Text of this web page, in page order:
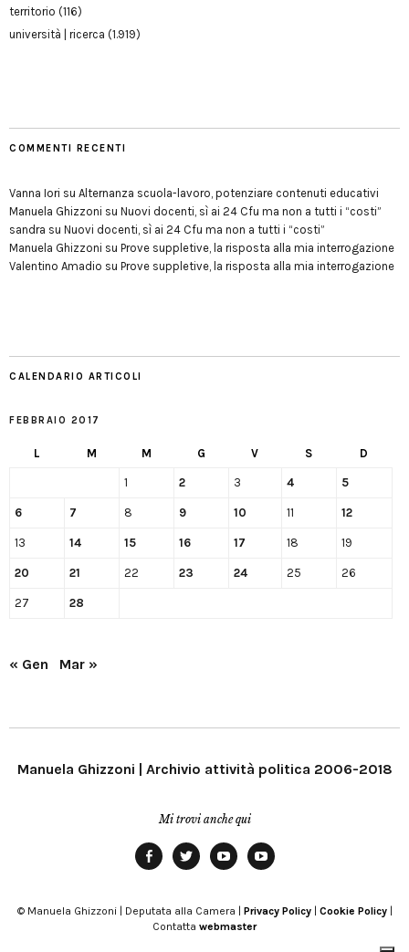
territorio (116)
università | ricerca (1.919)
COMMENTI RECENTI
Vanna Iori su Alternanza scuola-lavoro, potenziare contenuti educativi
Manuela Ghizzoni su Nuovi docenti, sì ai 24 Cfu ma non a tutti i “costi”
sandra su Nuovi docenti, sì ai 24 Cfu ma non a tutti i “costi”
Manuela Ghizzoni su Prove suppletive, la risposta alla mia interrogazione
Valentino Amadio su Prove suppletive, la risposta alla mia interrogazione
CALENDARIO ARTICOLI
FEBBRAIO 2017
L M M G V S D
1 2 3 4 5
6 7 8 9 10 11 12
13 14 15 16 17 18 19
20 21 22 23 24 25 26
27 28
« Gen Mar »
Manuela Ghizzoni | Archivio attività politica 2006-2018
Mi trovi anche qui
Modena
© Manuela Ghizzoni | Deputata alla Camera | Privacy Policy| Cookie Policy|
Contatta webmaster